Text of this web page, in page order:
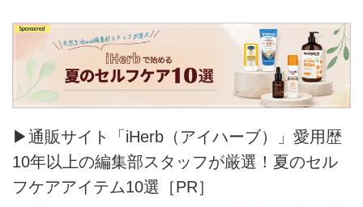
▶通販サイト「iHerb（アイハーブ）」愛用歴
10年以上の編集部スタッフが厳選！夏のセル
フケアアイテム10選［PR］